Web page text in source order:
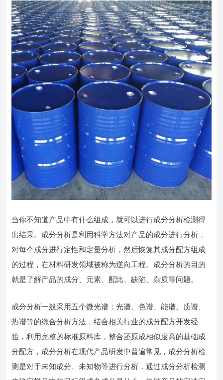
当你不知道产品中有什么组成，就可以进行成分分析检测得
出结果。成分分析是利用科学方法对产品的成分进行分析，
对每个成分进行定性和定量分析，然后恢复其成分配方组成
的过程，在材料研发领域被称为逆向工程。成分分析的目的
就是了解产品的成分、元素、配比、缺陷、杂质等问题。
成分分析一般采用五个微光谱：光谱、色谱、能谱、质谱、
热谱等的综合分析方法，结合相关行业的成分配方开发经
验，利用完整的标准原料库，整合还原成相似度高的基础成
分配方，成分分析在现代产品研发中普遍常见，成分分析检
测是对于未知成分、未知物等进行分析，通过成分分析检测